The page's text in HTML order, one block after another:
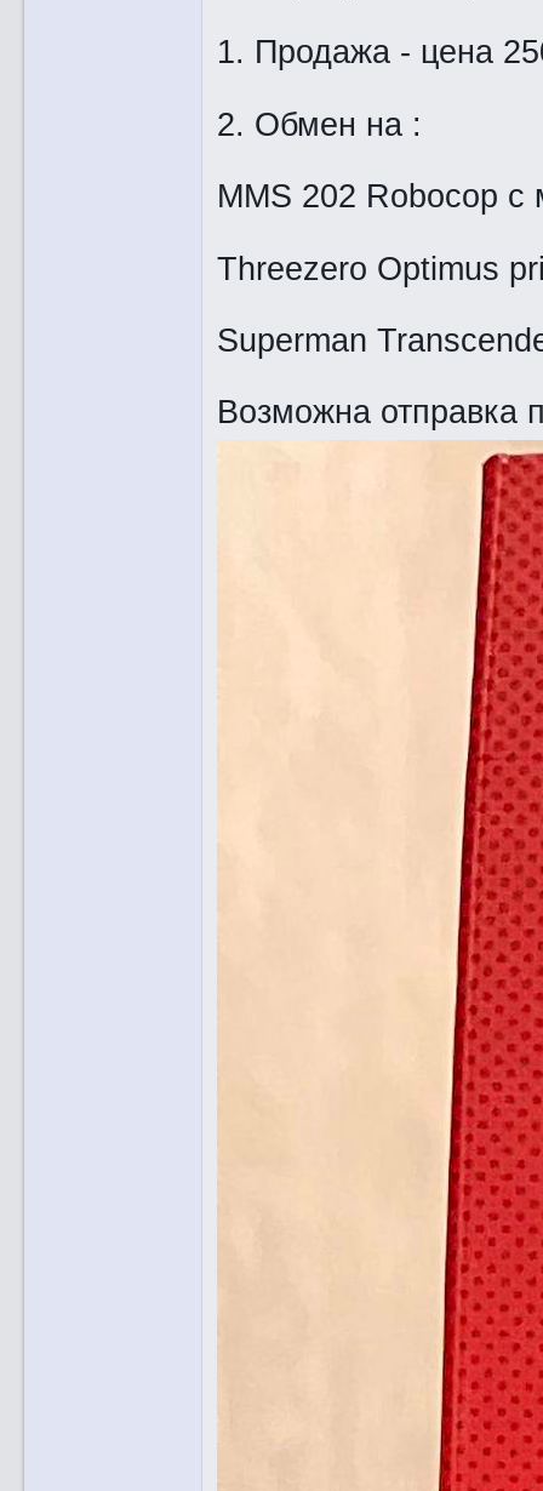
1. Продажа - цена
2. Обмен на :
MMS 202 Robocop с
Threezero Optimus
Superman
Возможна отправка